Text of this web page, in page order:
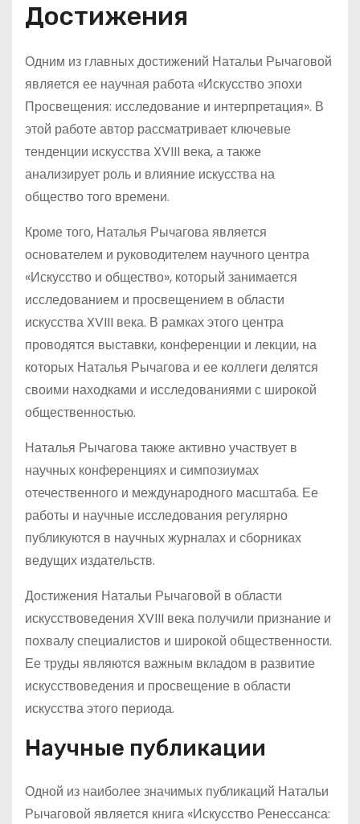
Достижения
Одним из главных достижений Натальи Рычаговой
является ее научная работа «Искусство эпохи
Просвещения: исследование и интерпретация». В
этой работе автор рассматривает ключевые
тенденции искусства XVIII века, а также
анализирует роль и влияние искусства на
общество того времени.
Кроме того, Наталья Рычагова является
основателем и руководителем научного центра
«Искусство и общество», который занимается
исследованием и просвещением в области
искусства XVIII века. В рамках этого центра
проводятся выставки, конференции и лекции, на
которых Наталья Рычагова и ее коллеги делятся
своими находками и исследованиями с широкой
общественностью.
Наталья Рычагова также активно участвует в
научных конференциях и симпозиумах
отечественного и международного масштаба. Ее
работы и научные исследования регулярно
публикуются в научных журналах и сборниках
ведущих издательств.
Достижения Натальи Рычаговой в области
искусствоведения XVIII века получили признание и
похвалу специалистов и широкой общественности.
Ее труды являются важным вкладом в развитие
искусствоведения и просвещение в области
искусства этого периода.
Научные публикации
Одной из наиболее значимых публикаций Натальи
Рычаговой является книга «Искусство Ренессанса: